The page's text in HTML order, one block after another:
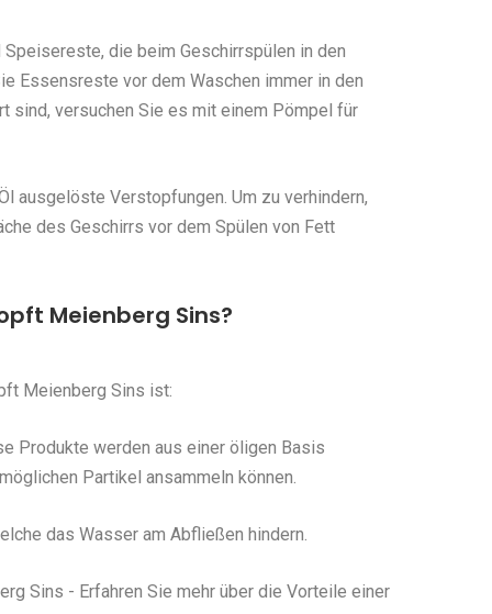
die beim Geschirrspülen in den
Essensreste vor dem Waschen immer in den
sind, versuchen Sie es mit einem Pömpel für
ausgelöste Verstopfungen. Um zu verhindern,
des Geschirrs vor dem Spülen von Fett
Meienberg Sins?
Meienberg Sins ist:
Produkte werden aus einer öligen Basis
Partikel ansammeln können.
das Wasser am Abfließen hindern.
Sins - Erfahren Sie mehr über die Vorteile einer